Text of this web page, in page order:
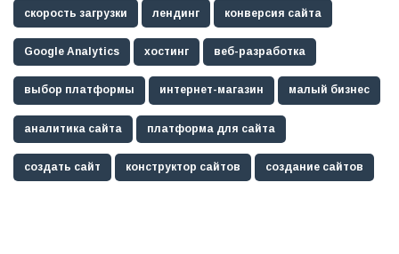
скорость загрузки лендинг конверсия сайта
Google Analytics хостинг веб-разработка
выбор платформы интернет-магазин малый бизнес
аналитика сайта платформа для сайта
создать сайт конструктор сайтов создание сайтов